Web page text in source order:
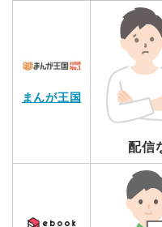
まんが王国
配信